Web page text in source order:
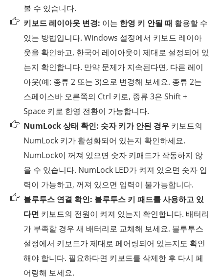
볼 수 있습니다.
키보드 레이아웃 변경: 이는 한영 키 안될 때 활용할 수
있는 방법입니다. Windows 설정에서 키보드 레이아
웃을 확인하고, 한국어 레이아웃이 제대로 설정되어 있
는지 확인합니다. 만약 문제가 지속된다면, 다른 레이
아웃(예: 종류 2 또는 3)으로 변경해 보세요. 종류 2는
스페이스바 오른쪽의 Ctrl 키로, 종류 3은 Shift +
Space 키로 한영 전환이 가능합니다.
NumLock 상태 확인: 숫자 키가 안된 경우 키보드의
NumLock 키가 활성화되어 있는지 확인하세요.
NumLock이 꺼져 있으면 숫자 키패드가 작동하지 않
을 수 있습니다. NumLock LED가 켜져 있으면 숫자 입
력이 가능하고, 꺼져 있으면 입력이 불가능합니다.
블루투스 연결 확인: 블루투스 키 패드를 사용하고 있
다면 키보드의 전원이 켜져 있는지 확인합니다. 배터리
가 부족할 경우 새 배터리로 교체해 보세요. 블루투스
설정에서 키보드가 제대로 페어링되어 있는지도 확인
해야 합니다. 필요하다면 키보드를 삭제한 후 다시 페
어링해 보세요.